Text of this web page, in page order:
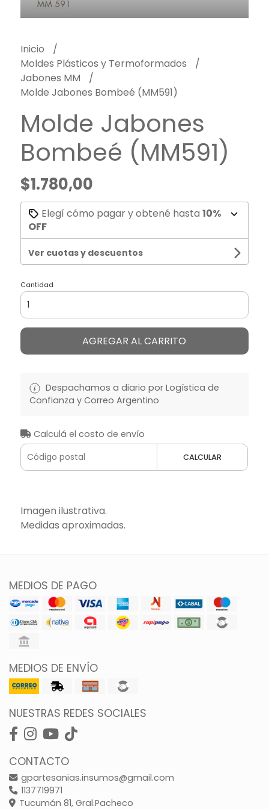
Inicio
Moldes Plásticos y Termoformados
Jabones MM
Molde Jabones Bombeé (MM591)
Molde Jabones
Bombeé (MM591)
$1.780,00
Elegí cómo pagar y obtené hasta 10%
OFF
Ver cuotas y descuentos
Cantidad
AGREGAR AL CARRITO
Despachamos a diario por Logística de
Confianza y Correo Argentino
Calculá el costo de envío
CALCULAR
Imagen ilustrativa.
Medidas aproximadas.
MEDIOS DE PAGO
MEDIOS DE ENVÍO
NUESTRAS REDES SOCIALES
CONTACTO
gpartesanias.insumos@gmail.com
1137719971
Tucumán 81, Gral.Pacheco